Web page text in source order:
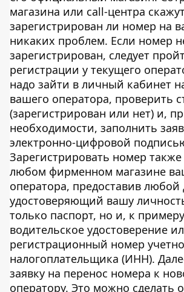
магазина или call-центра
зарегистрирован ли номер на
никаких проблем. Если номер
зарегистрирован, следует
регистрации у текущего
надо зайти в личный кабинет
вашего оператора, проверить
(зарегистрирован или нет) и,
необходимости, заполнить
электронно-цифровой
Зарегистрировать номер
любом фирменном магазине
оператора, предоставив любой
удостоверяющий вашу
только паспорт, но и, к
водительское удостоверение
регистрационный номер
налогоплательщика (ИНН).
заявку на перенос номера к
оператору. Это можно сделать